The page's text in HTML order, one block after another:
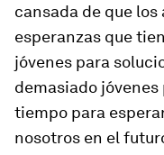
cansada de que
esperanzas que
jóvenes para
demasiado
tiempo para
nosotros en el